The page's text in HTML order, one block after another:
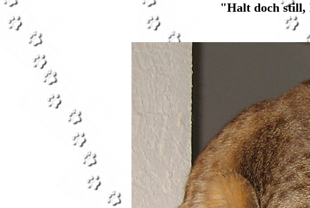
"Halt doch still,